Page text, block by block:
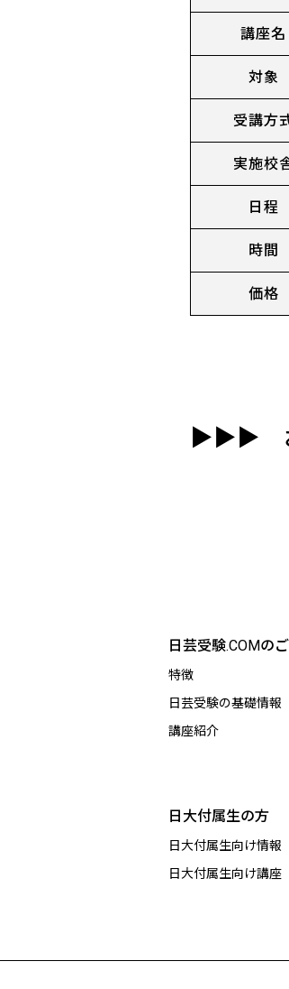
講座名
対象
受講方
実施校
日程
時間
価格
▶▶▶
日芸受験.COMの
特徴
日芸受験の基礎情報
講座紹介
日大付属生の方
日大付属生向け情報
日大付属生向け講座